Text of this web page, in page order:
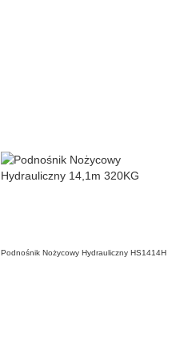
Podnośnik Nożycowy Hydrauliczny HS1414H